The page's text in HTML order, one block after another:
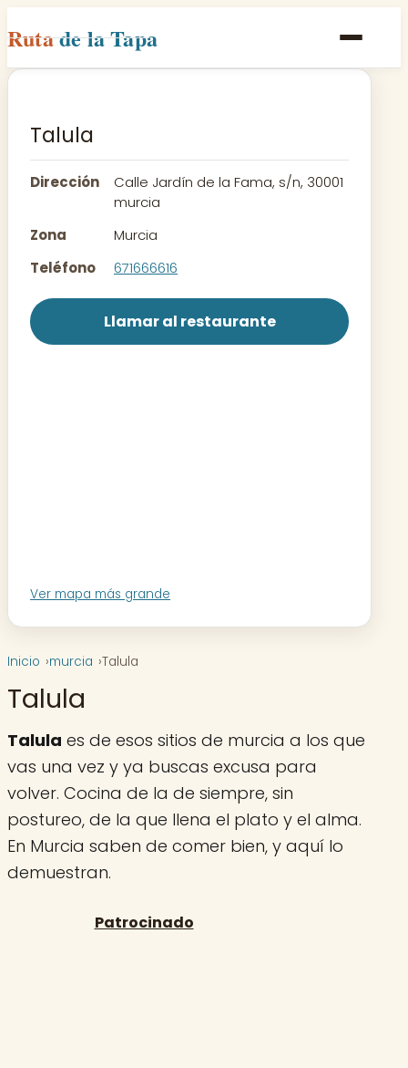
Rutade la Tapa
Inicio
Rutas
Contacto
Talula
Dirección
Calle Jardín de la Fama, s/n, 30001
murcia
Zona
Murcia
Teléfono
671666616
Llamar al restaurante
Ver mapa más grande
Inicio murcia Talula
Talula
Talula es de esos sitios de murcia a los que
vas una vez y ya buscas excusa para
volver. Cocina de la de siempre, sin
postureo, de la que llena el plato y el alma.
En Murcia saben de comer bien, y aquí lo
demuestran.